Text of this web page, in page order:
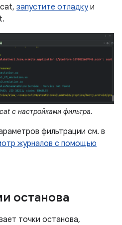
запустите отладкуи
с настройками фильтра.
фильтрации см. в
журналов с помощью
останова
точки останова,